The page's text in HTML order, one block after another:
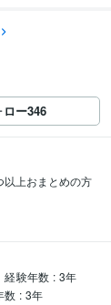
ロー346
以上おまとめの方
経験年数 : 3年
数 : 3年